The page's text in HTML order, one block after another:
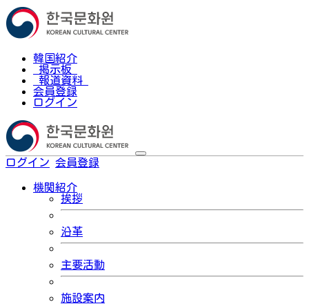
韓国紹介
掲示板
報道資料
会員登録
ログイン
ログイン 会員登録
機関紹介
挨拶
沿革
主要活動
施設案内